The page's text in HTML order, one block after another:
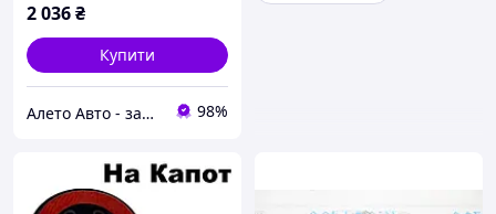
2 036₴
Купити
Алето Авто - запчастини на авто зі США 98%